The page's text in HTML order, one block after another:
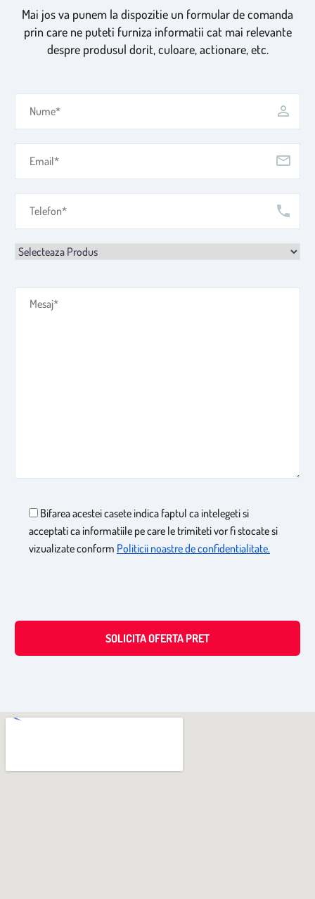
Mai jos va punem la dispozitie un formular de comanda
prin care ne puteti furniza informatii cat mai relevante
despre produsul dorit, culoare, actionare, etc.
Bifarea acestei casete indica faptul ca intelegeti si
acceptati ca informatiile pe care le trimiteti vor fi stocate si
vizualizate conform Politicii noastre de confidentialitate.